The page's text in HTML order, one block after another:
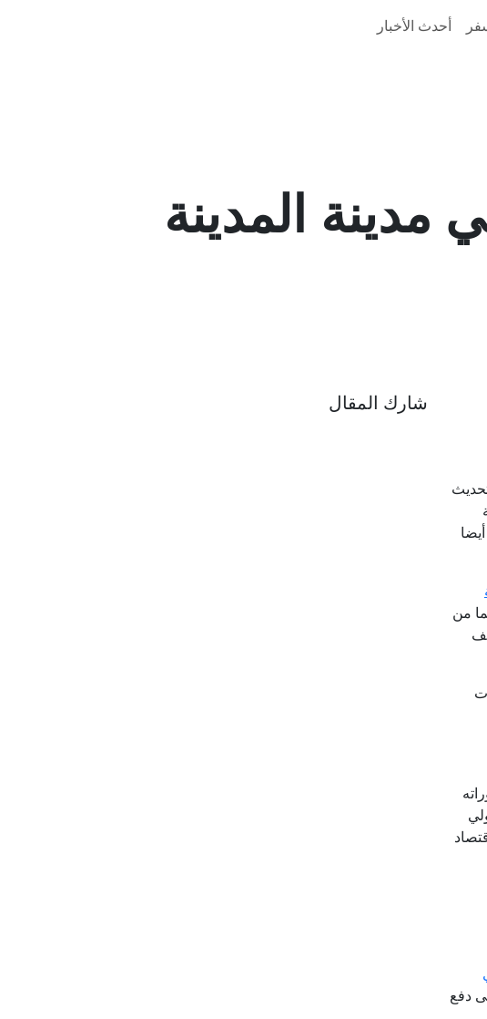
أحدث الأخبار
المدينة
تحديث
من
دفع
شارك المقال